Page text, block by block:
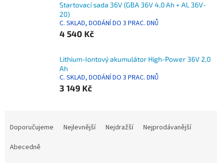
Startovací sada 36V (GBA 36V 4,0 Ah + AL 36V-
20)
C. SKLAD, DODÁNÍ DO 3 PRAC. DNŮ
4 540 Kč
Lithium-Iontový akumulátor High-Power 36V 2,0
Ah
C. SKLAD, DODÁNÍ DO 3 PRAC. DNŮ
3 149 Kč
Doporučujeme Nejlevnější Nejdražší
Nejprodávanější
Abecedně